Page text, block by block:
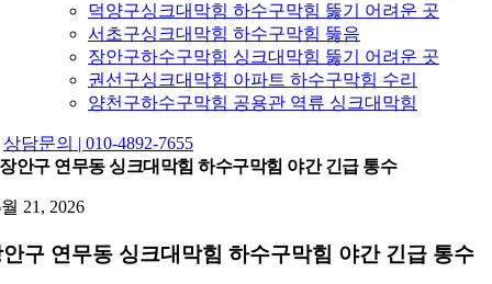
덕양구싱크대막힘 하수구막힘 뚫기 어려운 곳
서초구싱크대막힘 하수구막힘 뚫음
장안구하수구막힘 싱크대막힘 뚫기 어려운 곳
권선구싱크대막힘 아파트 하수구막힘 수리
양천구하수구막힘 공용관 역류 싱크대막힘
상담문의 | 010-4892-7655
장안구 연무동 싱크대막힘 하수구막힘 야간 긴급 통수
21, 2026
구 연무동 싱크대막힘 하수구막힘 야간 긴급 통수